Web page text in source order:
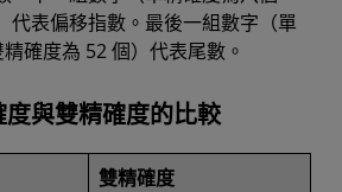
代表偏移指數。最後一組數字（單
確度為 52 個）代表尾數。
與雙精確度的比較
雙精確度